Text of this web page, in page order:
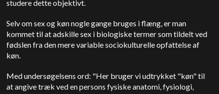
studere dette objektivt.
Selv om sex og køn nogle gange bruges i flæng, er man
kommet til at adskille sex i biologiske termer som tildelt ved
fødslen fra den mere variable sociokulturelle opfattelse af
køn.
Med undersøgelsens ord: "Her bruger vi udtrykket "køn" til
at angive træk ved en persons fysiske anatomi, fysiologi,